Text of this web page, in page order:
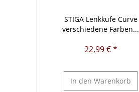
STIGA Lenkkufe Curve
verschiedene Farben...
22,99 € *
In den Warenkorb